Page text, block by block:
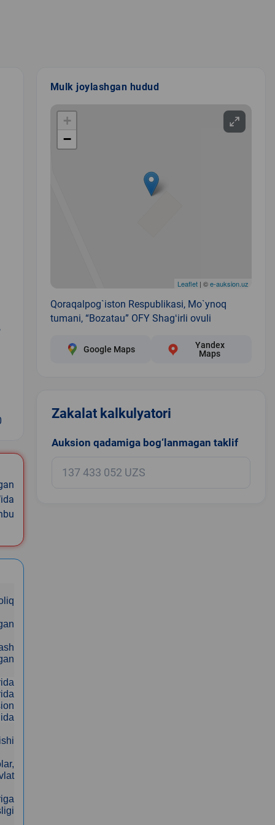
Mulk joylashgan hudud
+
−
Leaflet| ©e-auksion.uz
Qoraqalpog`iston Respublikasi, Mo`ynoq
tumani, “Bozatau” OFY Shagʻirli ovuli
Google Maps
Yandex
Maps
Zakalat kalkulyatori
Auksion qadamiga bog‘lanmagan taklif